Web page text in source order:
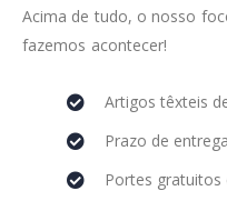
Acima de tudo, o nosso
fazemos acontecer!
Artigos têxteis
Prazo de
Portes gratuitos